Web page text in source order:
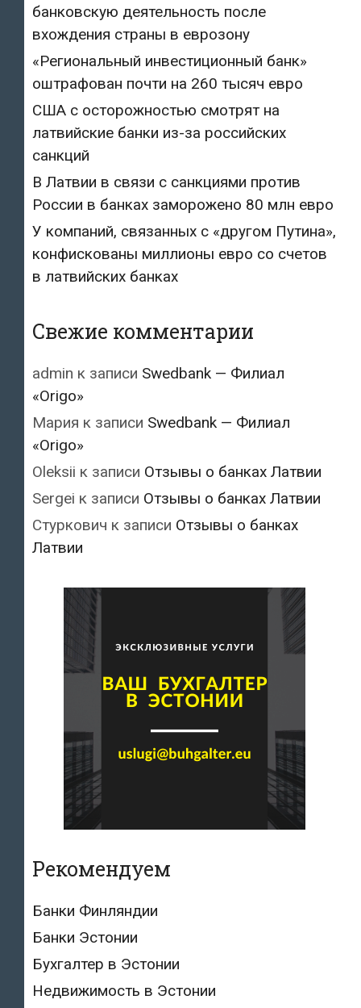
банковскую деятельность после
вхождения страны в еврозону
«Региональный инвестиционный банк»
оштрафован почти на 260 тысяч евро
США с осторожностью смотрят на
латвийские банки из-за российских
санкций
В Латвии в связи с санкциями против
России в банках заморожено 80 млн евро
У компаний, связанных с «другом Путина»,
конфискованы миллионы евро со счетов
в латвийских банках
Свежие комментарии
admin к записи Swedbank — Филиал
«Origo»
Мария к записи Swedbank — Филиал
«Origo»
Oleksii к записи Отзывы о банках Латвии
Sergei к записи Отзывы о банках Латвии
Стуркович к записи Отзывы о банках
Латвии
Рекомендуем
Банки Финляндии
Банки Эстонии
Бухгалтер в Эстонии
Недвижимость в Эстонии